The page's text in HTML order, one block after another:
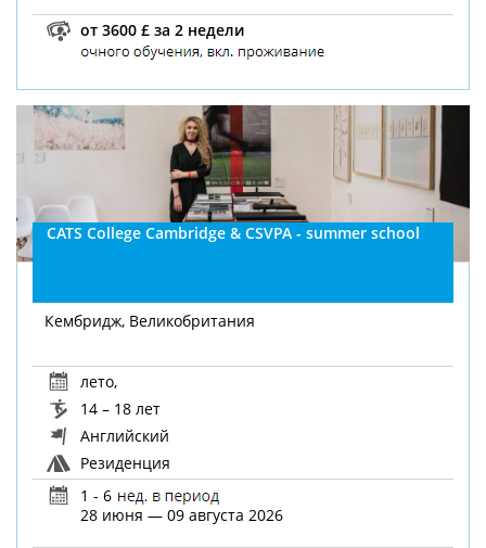
от 3600 £ за 2 недели
CATS College Cambridge & CSVPA - summer school
Кембридж, Великобритания
лето,
14 – 18 лет
Английский
Резиденция
1 - 6
28 июня — 09 августа 2026